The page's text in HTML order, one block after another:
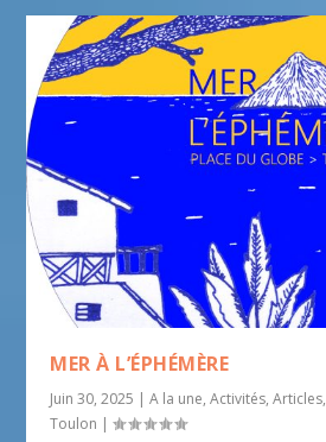
MER À L’ÉPHÉMÈRE
Juin 30, 2025 |A la une,Activités,Articles,
Toulon |